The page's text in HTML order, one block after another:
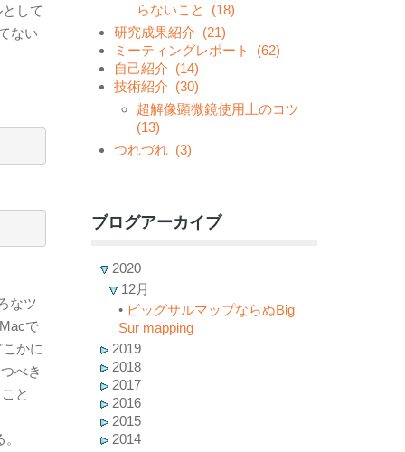
して
ない
なツ
で
かに
べき
と
らないこと
(18)
研究成果紹介 (21)
ミーティングレポート
(62)
自己紹介 (14)
技術紹介 (30)
超解像顕微鏡使用上のコツ
(13)
つれづれ (3)
ブログアーカイブ
2020
12月
• ビッグサルマップならぬBig
Sur mapping
2019
2018
2017
2016
2015
2014